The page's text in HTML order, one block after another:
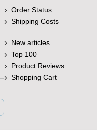
Order Status
Shipping Costs
New articles
Top 100
Product Reviews
Shopping Cart